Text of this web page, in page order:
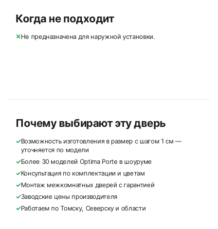
Когда не подходит
✕Не предназначена для наружной установки.
Почему выбирают эту дверь
✓Возможность изготовления в размер с шагом 1 см —
уточняется по модели
✓Более 30 моделей Optima Porte в шоуруме
✓Консультация по комплектации и цветам
✓Монтаж межкомнатных дверей с гарантией
✓Заводские цены производителя
✓Работаем по Томску, Северску и области